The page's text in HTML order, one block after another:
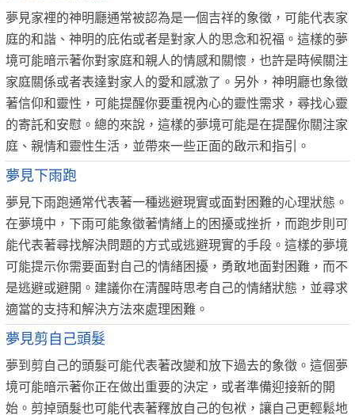
夢見家裡的神明廳通常被認為是一個吉祥的象徵，可能代表家
庭的和諧、神明的庇佑或者是對家人的思念和祝福。這樣的夢
境可能暗示著你對家庭和親人的情感和關懷，也許是時候關注
家庭關係或者表達對家人的愛和感激了。另外，神明廳也象徵
著信仰和靈性，可能提醒你要重視內心的靈性需求，尋找心靈
的寄託和安慰。總的來說，這樣的夢境可能是在提醒你關注家
庭、親情和靈性生活，並帶來一些正面的啟示和指引。
夢見下雨跑
夢見下雨跑通常代表著一種逃避現實或面對困難的心理狀態。
在夢境中，下雨可能象徵著情緒上的困擾或挫折，而跑步則可
能代表著尋找解決問題的方式或逃避現實的手段。這樣的夢境
可能提示你需要面對自己的情緒困擾，勇敢地面對困難，而不
是逃避或避開。建議你在清醒時思考自己的情緒狀態，並尋求
適當的支持和解決方法來處理困難。
夢見剪自己頭髮
夢到剪自己的頭髮可能代表著改變和放下過去的象徵。這個夢
境可能暗示著你正在做出重要的決定，或者準備迎接新的開
始。剪掉頭髮也可能代表著釋放自己的包袱，讓自己更輕鬆地